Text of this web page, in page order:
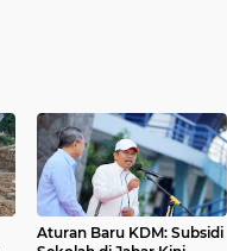
Aturan Baru KDM: Subsidi